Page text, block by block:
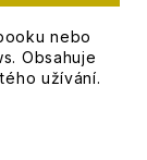
nebo
Obsahuje
užívání.